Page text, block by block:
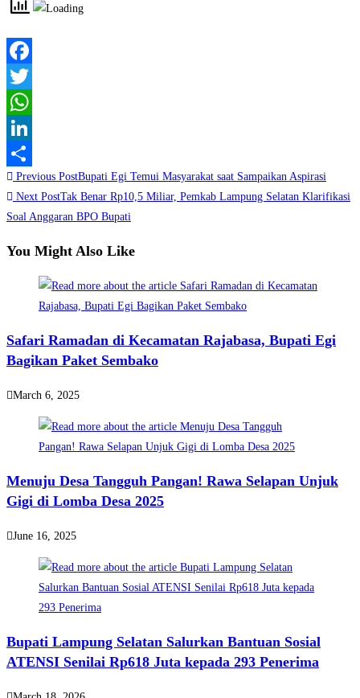
Facebook
Twitter
WhatsApp
LinkedIn
Share
Read
more
articles
Previous PostBupati Egi Temui Masyarakat saat Sampaikan Aspirasi
Next PostTak Benar Rp10,5 Miliar, Pemkab Lampung Selatan Klarifikasi
Soal Anggaran BPO Bupati
You Might Also Like
Safari Ramadan di Kecamatan Rajabasa, Bupati Egi
Bagikan Paket Sembako
March 6, 2025
Menuju Desa Tangguh Pangan! Rawa Selapan Unjuk
Gigi di Lomba Desa 2025
June 16, 2025
Bupati Lampung Selatan Salurkan Bantuan Sosial
ATENSI Senilai Rp618 Juta kepada 293 Penerima